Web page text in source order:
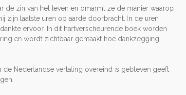
de zin van het leven en omarmt ze de manier waarop
zijn laatste uren op aarde doorbracht. In de uren
ervoor. In dit hartverscheurende boek worden
en wordt zichtbaar gemaakt hoe dankzegging
de Nederlandse vertaling overeind is gebleven geeft